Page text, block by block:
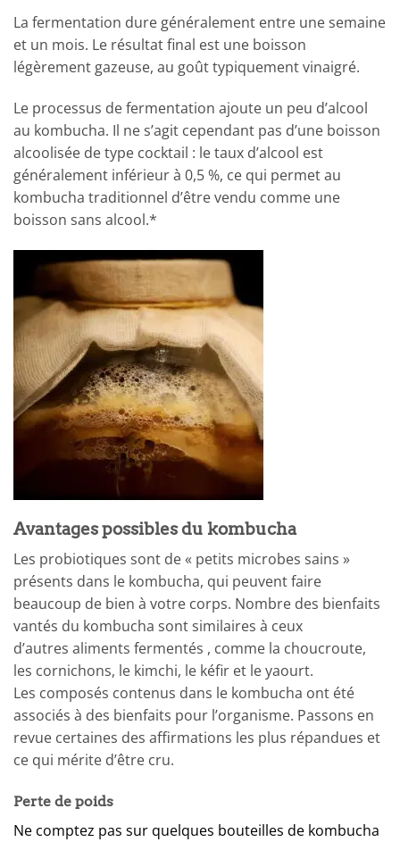
La fermentation dure généralement entre une semaine
et un mois. Le résultat final est une boisson
légèrement gazeuse, au goût typiquement vinaigré.
Le processus de fermentation ajoute un peu d’alcool
au kombucha. Il ne s’agit cependant pas d’une boisson
alcoolisée de type cocktail : le taux d’alcool est
généralement inférieur à 0,5 %, ce qui permet au
kombucha traditionnel d’être vendu comme une
boisson sans alcool.*
Avantages possibles du kombucha
Les probiotiques sont de « petits microbes sains »
présents dans le kombucha, qui peuvent faire
beaucoup de bien à votre corps. Nombre des bienfaits
vantés du kombucha sont similaires à ceux
d’autres aliments fermentés , comme la choucroute,
les cornichons, le kimchi, le kéfir et le yaourt.
Les composés contenus dans le kombucha ont été
associés à des bienfaits pour l’organisme. Passons en
revue certaines des affirmations les plus répandues et
ce qui mérite d’être cru.
Perte de poids
Ne comptez pas sur quelques bouteilles de kombucha